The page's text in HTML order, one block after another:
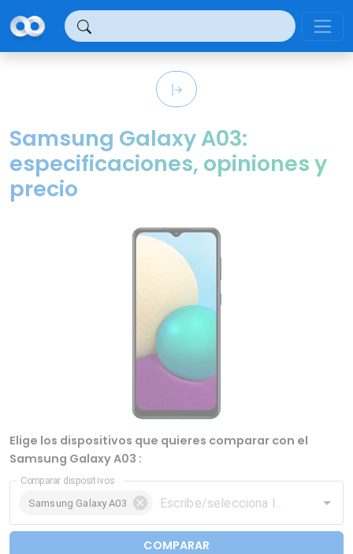
Samsung Galaxy A03:
especificaciones, opiniones y
precio
Elige los dispositivos que quieres comparar con el
Samsung Galaxy A03 :
Comparar dispositivos
Samsung Galaxy A03
COMPARAR
Panel de gestión de cookies